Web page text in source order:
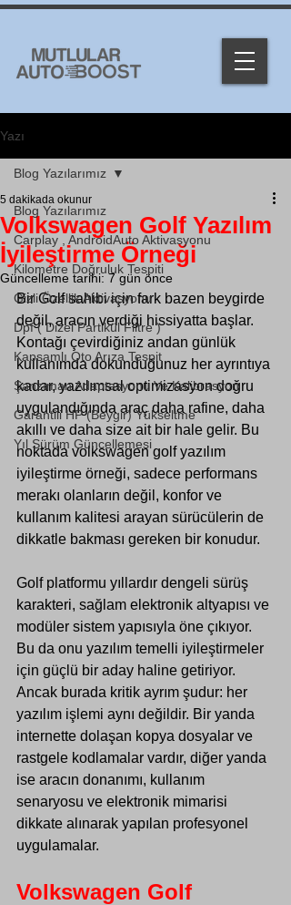
Yazı
Blog Yazılarımız
Carplay , AndroidAuto Aktivasyonu
Kilometre Doğruluk Tespiti
Gizli Özellik Aktivasyonu
Dpf ( Dizel Partikül Filtre )
Kapsamlı Oto Arıza Tespit
Şanzıman Adaptasyonu Ve Kalibrasyon
Garantili HP (Beygir) Yükseltme
Yıl Sürüm Güncellemesi
Blog Yazılarımız
Volkswagen Golf Yazılım
İyileştirme Örneği
5 dakikada okunur
Güncelleme tarihi:7 gün önce
Bir Golf sahibi için fark bazen beygirde
değil, aracın verdiği hissiyatta başlar.
Kontağı çevirdiğiniz andan günlük
kullanımda dokunduğunuz her ayrıntıya
kadar, yazılımsal optimizasyon doğru
uygulandığında araç daha rafine, daha
akıllı ve daha size ait bir hale gelir. Bu
noktada volkswagen golf yazılım
iyileştirme örneği, sadece performans
merakı olanların değil, konfor ve
kullanım kalitesi arayan sürücülerin de
dikkatle bakması gereken bir konudur.
Golf platformu yıllardır dengeli sürüş
karakteri, sağlam elektronik altyapısı ve
modüler sistem yapısıyla öne çıkıyor.
Bu da onu yazılım temelli iyileştirmeler
için güçlü bir aday haline getiriyor.
Ancak burada kritik ayrım şudur: her
yazılım işlemi aynı değildir. Bir yanda
internette dolaşan kopya dosyalar ve
rastgele kodlamalar vardır, diğer yanda
ise aracın donanımı, kullanım
senaryosu ve elektronik mimarisi
dikkate alınarak yapılan profesyonel
uygulamalar.
Volkswagen Golf